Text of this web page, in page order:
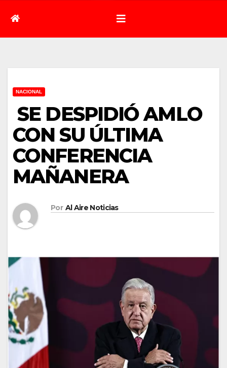
NACIONAL
SE DESPIDIÓ AMLO
CON SU ÚLTIMA
CONFERENCIA
MAÑANERA
Por Al Aire Noticias